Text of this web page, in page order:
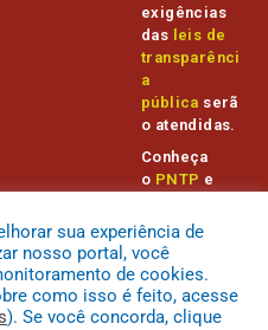
exigências
das leis de
transparênci
a
pública serã
o atendidas.
Conheça
o PNTP e
Transparênc
ia Pública
sua experiência de
nosso portal, você
de cookies.
como isso é feito, acesse
). Se você concorda, clique